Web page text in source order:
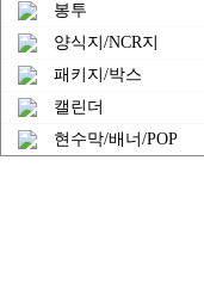
봉투
양식지/NCR지
패키지/박스
캘린더
현수막/배너/POP